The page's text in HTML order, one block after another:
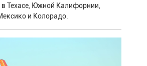
Техасе, Южной Калифорнии,
и Колорадо.